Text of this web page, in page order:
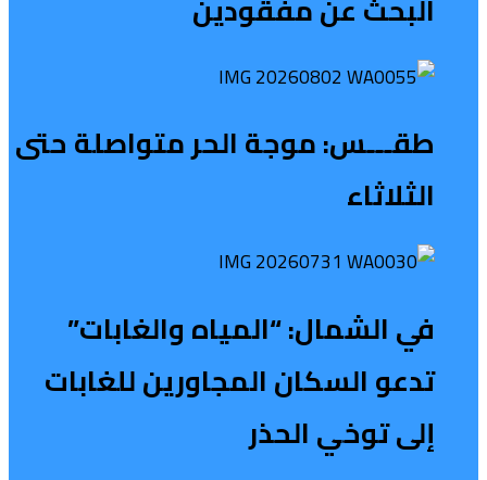
البحث عن مفقودين
طقـــس: موجة الحر متواصلة حتى
الثلاثاء
في الشمال: “المياه والغابات”
تدعو السكان المجاورين للغابات
إلى توخي الحذر